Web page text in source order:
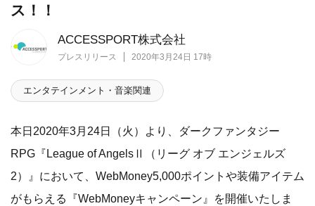
ACCESSPORT株式会社
プレスリリース 2020年3月24日 17時
ス！！
エンタテインメント・音楽関連
本日2020年3月24日（火）より、ダークファンタジー
RPG『League of AngelsⅡ（リーグ オブ エンジェルズ
2）』において、WebMoney5,000ポイントや装備アイテム
がもらえる『WebMoneyキャンペーン』を開催いたしま